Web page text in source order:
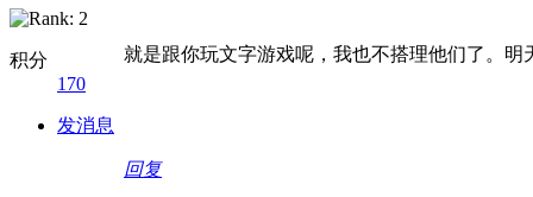
积分
170
发消息
就是跟你玩文字游戏呢，我也不搭理他们了。
回复